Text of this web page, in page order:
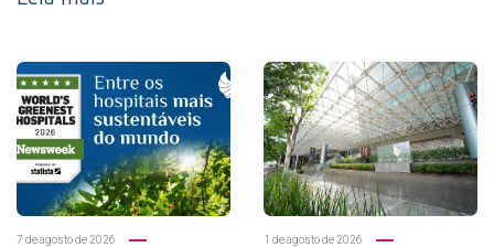
7 de agosto de 2026 1 de agosto de 2026